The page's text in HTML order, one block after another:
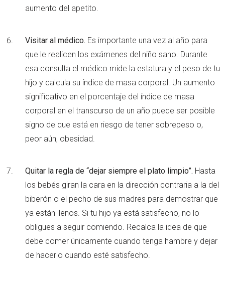
aumento del apetito.
Visitar al médico. Es importante una vez al año para
que le realicen los exámenes del niño sano. Durante
esa consulta el médico mide la estatura y el peso de tu
hijo y calcula su índice de masa corporal. Un aumento
significativo en el porcentaje del índice de masa
corporal en el transcurso de un año puede ser posible
signo de que está en riesgo de tener sobrepeso o,
peor aún, obesidad.
Quitar la regla de “dejar siempre el plato limpio”. Hasta
los bebés giran la cara en la dirección contraria a la del
biberón o el pecho de sus madres para demostrar que
ya están llenos. Si tu hijo ya está satisfecho, no lo
obligues a seguir comiendo. Recalca la idea de que
debe comer únicamente cuando tenga hambre y dejar
de hacerlo cuando esté satisfecho.